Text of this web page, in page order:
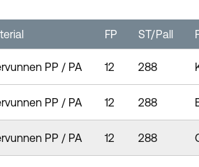
FP ST/Pall
PP / PA 12 288
PP / PA 12 288
PP / PA 12 288